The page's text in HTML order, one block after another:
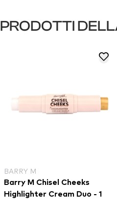
PRODOTTI
BARRY M
Barry M Chisel Cheeks
Highlighter Cream Duo - 1